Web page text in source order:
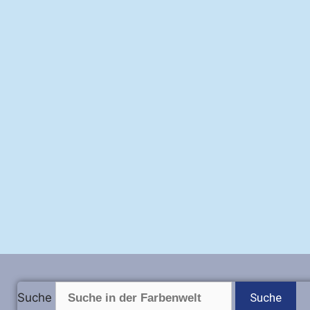
Suche Suche